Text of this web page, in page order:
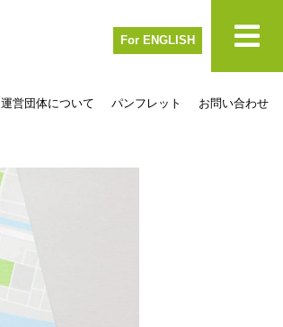
運営団体について パンフレット お問い合わせ
For ENGLISH